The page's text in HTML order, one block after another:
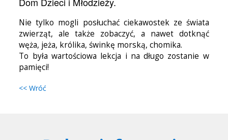
Nie tylko mogli posłuchać ciekawostek ze świata
zwierząt, ale także zobaczyć, a nawet dotknąć
węża, jeża, królika, świnkę morską, chomika.
To była wartościowa lekcja i na długo zostanie w
pamięci!
<< Wróć